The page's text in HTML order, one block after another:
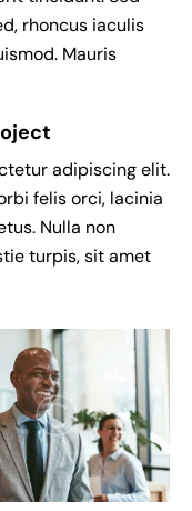
rhoncus iaculis
Mauris
adipiscing elit.
felis orci, lacinia
Nulla non
turpis, sit amet